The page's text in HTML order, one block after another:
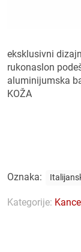
eksklusivni
rukonaslon
aluminijumska
KOŽA
Oznaka:
Kategorije: